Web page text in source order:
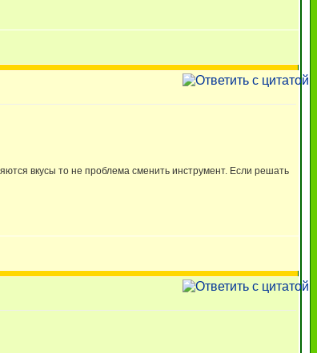
вкусы то не проблема сменить инструмент. Если решать